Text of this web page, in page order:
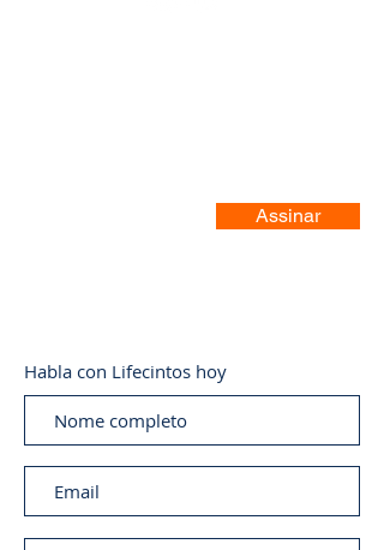
Assinar
Habla con Lifecintos hoy